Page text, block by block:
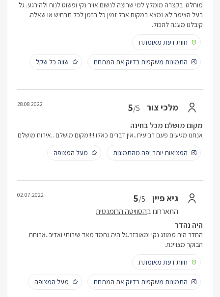
מוחלט. בקצרה מומלץ למי שרוצה לנשום אויר נקי ופשוט לנוח ולהירגע. גל
בעל הצימר לא נמצא במקום אבל זמין כל הזמן לכל תרחיש או שאלה.
קיבלנו מענה להכול.
חוות דעת מאומתת
התמונות משקפות בדיוק את המתחם שווה כל שקל
מלכי צור 5/5
28.08.2022
מקום מושלם מכל בחינה
אנחנו מגיעים פעם רביעית..אין דברים כאלו !!!!מקום מושלם ..אירוח מושלם
המציאות יותר יפה מהתמונות
מעל המצופה
גיא פיין 5/5
התארחנו בהסוויטה הרומנטית
02.07.2022
היה נהדר
החדר היה ממוזג נקי ומאובזר.גל היה נחמד מאד שירותי ואדיב..ארוחת
הבוקר מצויינת.
חוות דעת מאומתת
התמונות משקפות בדיוק את המתחם מעל המצופה